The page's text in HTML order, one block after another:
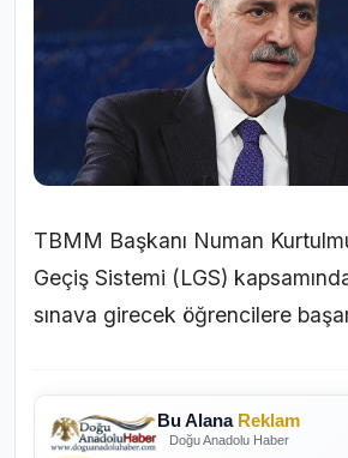
TBMM Başkanı Numan
Geçiş Sistemi (LGS)
sınava girecek öğrencilere
Bu Alana Reklam
Doğu Anadolu Haber